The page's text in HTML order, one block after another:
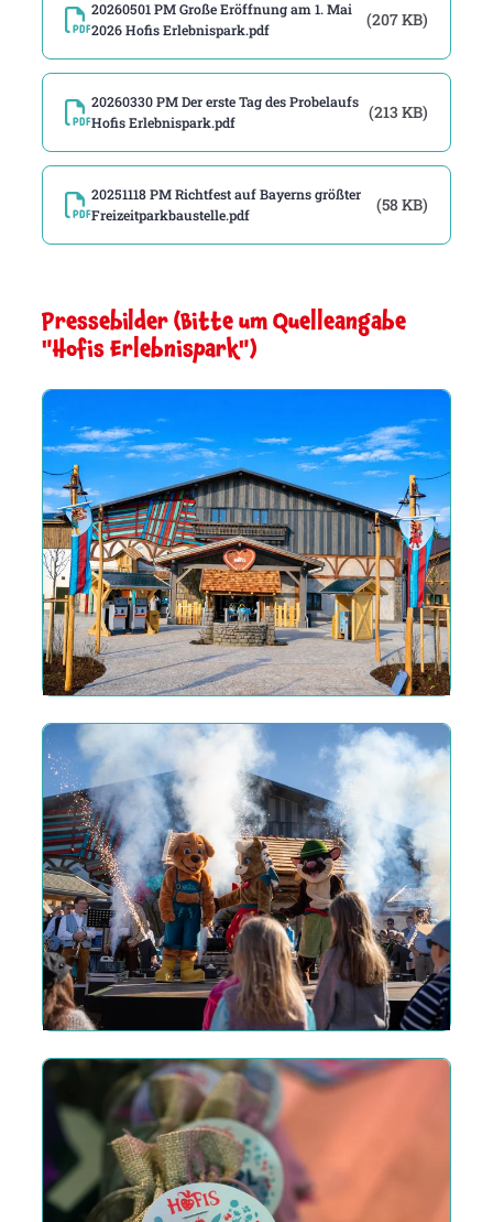
20260501 PM Große Eröffnung am 1. Mai
2026 Hofis Erlebnispark.pdf
(207 KB)
20260330 PM Der erste Tag des Probelaufs
Hofis Erlebnispark.pdf
(213 KB)
20251118 PM Richtfest auf Bayerns größter
Freizeitparkbaustelle.pdf
(58 KB)
Pressebilder (Bitte um Quelleangabe
"Hofis Erlebnispark")